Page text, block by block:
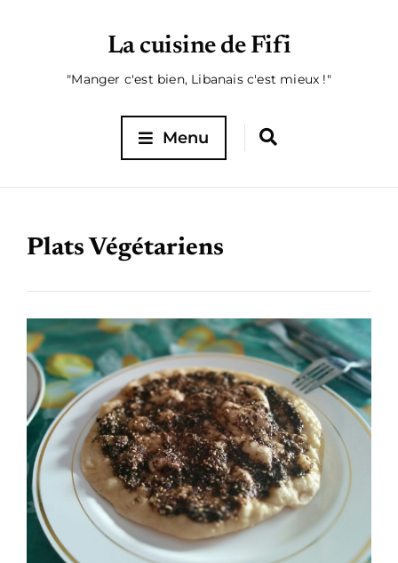
La cuisine de Fifi
"Manger c'est bien, Libanais c'est mieux !"
Menu
Plats Végétariens